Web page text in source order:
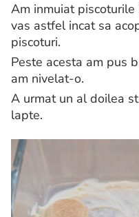
Am inmuiat
vas astfel incat sa
piscoturi.
Peste acesta am pus
am nivelat-o.
A urmat un al doilea
lapte.